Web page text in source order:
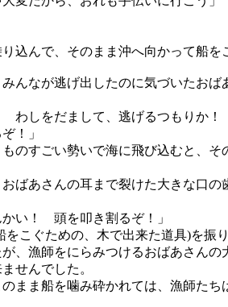
込んで、そのまま沖へ向かって船を
んなが逃げ出したのに気づいたおば
わしをだまして、逃げるつもりか
！」
のすごい勢いで海に飛び込むと、そ
ばあさんの耳まで裂けた大きな口の
かい！ 頭を叩き割るぞ！」
こぐための、木で出来た道具)を振
、漁師をにらみつけるおばあさんの
せんでした。
まま船を噛み砕かれては、漁師たち